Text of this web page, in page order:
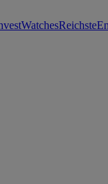
WatchesReichste